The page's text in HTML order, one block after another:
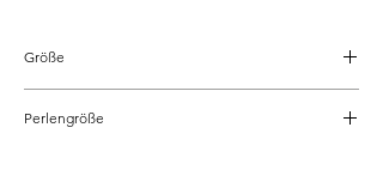
Größe
"M" Umfang ca. 17 cm
Perlengröße